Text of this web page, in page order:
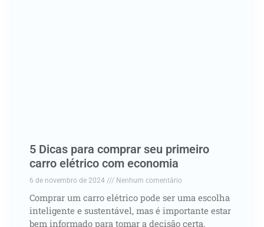
5 Dicas para comprar seu primeiro
carro elétrico com economia
6 de novembro de 2024 Nenhum comentário
Comprar um carro elétrico pode ser uma escolha
inteligente e sustentável, mas é importante estar
bem informado para tomar a decisão certa.